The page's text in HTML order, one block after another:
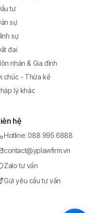
tư
sự
sự
đai
nhân & Gia đình
chúc - Thừa kế
lý khác
hệ
Hotline: 088 995 6888
contact@yplawfirm.vn
Zalo tư vấn
Gửi yêu cầu tư vấn